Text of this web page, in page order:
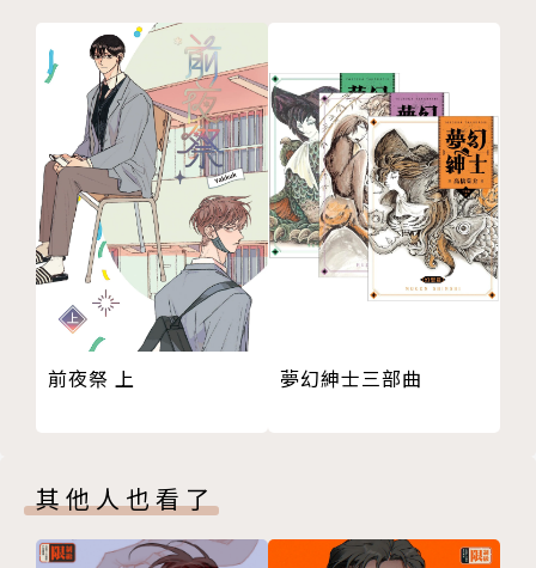
前夜祭 上 夢幻紳士三部曲
其他人也看了